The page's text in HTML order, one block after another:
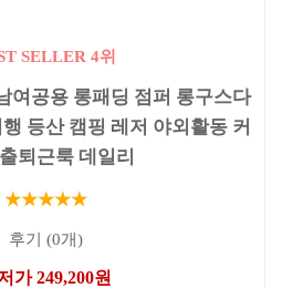
SELLER 4위
여공용 롱패딩 점퍼 롱구스다
등산 캠핑 레저 야외활동 커
퇴근룩 데일리
★★★★★
후기 (0개)
가 249,200원